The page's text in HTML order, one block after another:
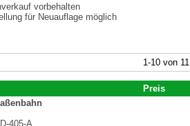
vorbehalten
für Neuauflage möglich
1-10 von 11
Preis
405-A